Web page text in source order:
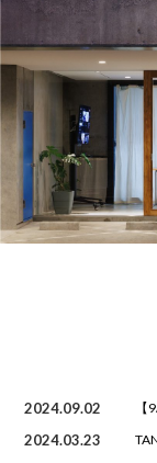
2024.09.02
2024.03.23